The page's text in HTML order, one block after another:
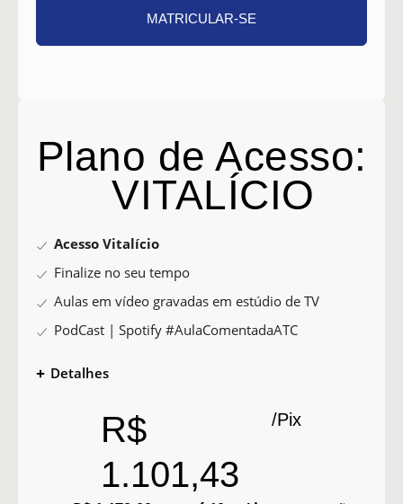
MATRICULAR-SE
Plano de Acesso:
VITALÍCIO
Acesso Vitalício
Finalize no seu tempo
Aulas em vídeo gravadas em estúdio de TV
PodCast | Spotify #AulaComentadaATC
Detalhes
R$
1.101,43
/Pix